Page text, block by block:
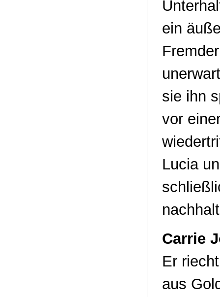
ein
sie ihn
vor
Lucia
Carrie
Er
aus